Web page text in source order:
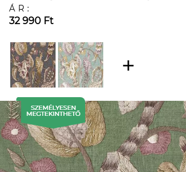
ÁR:
32 990 Ft